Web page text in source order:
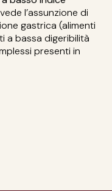
l’assunzione di
gastrica (alimenti
a bassa digeribilità
presenti in